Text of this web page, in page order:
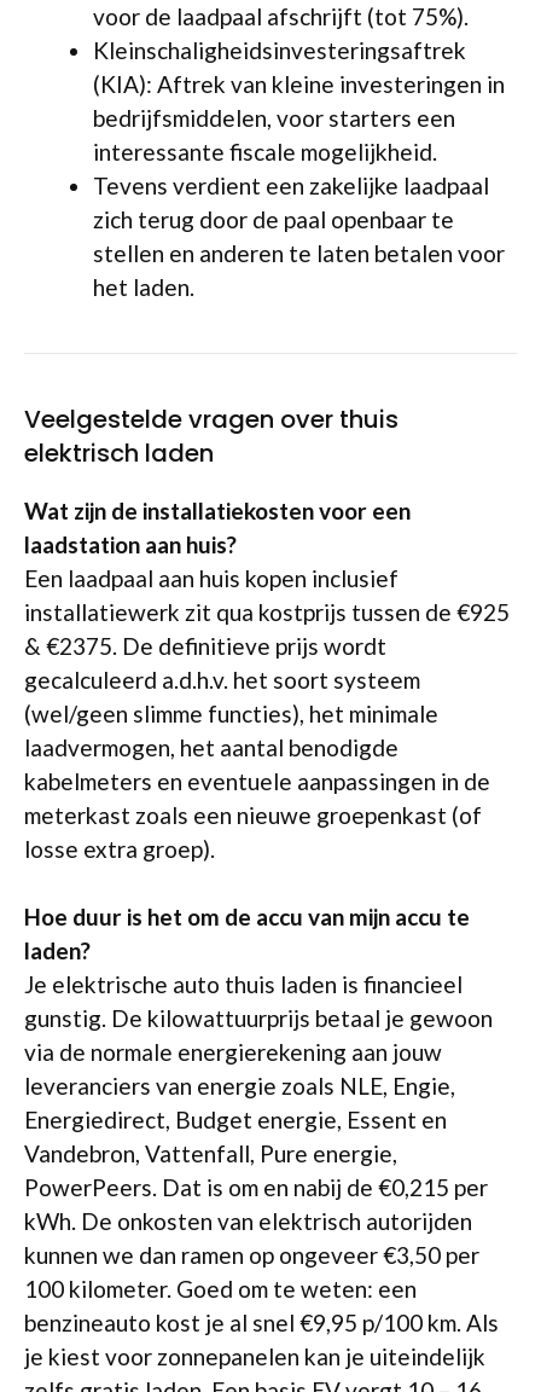
voor de laadpaal afschrijft (tot 75%).
Kleinschaligheidsinvesteringsaftrek
(KIA): Aftrek van kleine investeringen in
bedrijfsmiddelen, voor starters een
interessante fiscale mogelijkheid.
Tevens verdient een zakelijke laadpaal
zich terug door de paal openbaar te
stellen en anderen te laten betalen voor
het laden.
Veelgestelde vragen over thuis
elektrisch laden
Wat zijn de installatiekosten voor een
laadstation aan huis?
Een laadpaal aan huis kopen inclusief
installatiewerk zit qua kostprijs tussen de €925
& €2375. De definitieve prijs wordt
gecalculeerd a.d.h.v. het soort systeem
(wel/geen slimme functies), het minimale
laadvermogen, het aantal benodigde
kabelmeters en eventuele aanpassingen in de
meterkast zoals een nieuwe groepenkast (of
losse extra groep).
Hoe duur is het om de accu van mijn accu te
laden?
Je elektrische auto thuis laden is financieel
gunstig. De kilowattuurprijs betaal je gewoon
via de normale energierekening aan jouw
leveranciers van energie zoals NLE, Engie,
Energiedirect, Budget energie, Essent en
Vandebron, Vattenfall, Pure energie,
PowerPeers. Dat is om en nabij de €0,215 per
kWh. De onkosten van elektrisch autorijden
kunnen we dan ramen op ongeveer €3,50 per
100 kilometer. Goed om te weten: een
benzineauto kost je al snel €9,95 p/100 km. Als
je kiest voor zonnepanelen kan je uiteindelijk